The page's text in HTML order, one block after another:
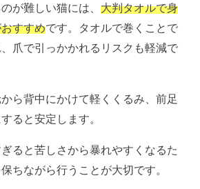
が難しい猫には、大判タオルで身
すすめです。タオルで巻くことで
爪で引っかかれるリスクも軽減で
ら背中にかけて軽くくるみ、前足
ると安定します。
ると苦しさから暴れやすくなるた
ちながら行うことが大切です。